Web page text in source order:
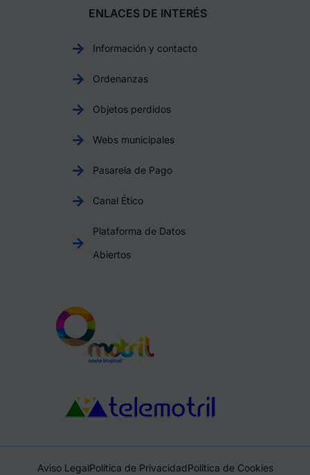
ENLACES DE INTERÉS
Información y contacto
Ordenanzas
Objetos perdidos
Webs municipales
Pasarela de Pago
Canal Ético
Plataforma de Datos
Abiertos
Aviso LegalPolítica de PrivacidadPolítica de Cookies